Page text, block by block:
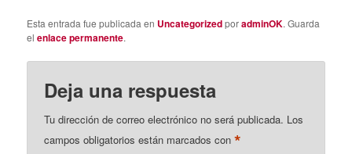
Esta entrada fue publicada en UncategorizedporadminOK. Guarda
elenlace permanente.
Deja una respuesta
Tu dirección de correo electrónico no será publicada. Los
campos obligatorios están marcados con*